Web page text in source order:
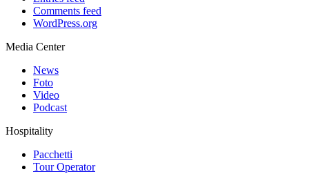
Comments feed
WordPress.org
Media Center
News
Foto
Video
Podcast
Hospitality
Pacchetti
Tour Operator